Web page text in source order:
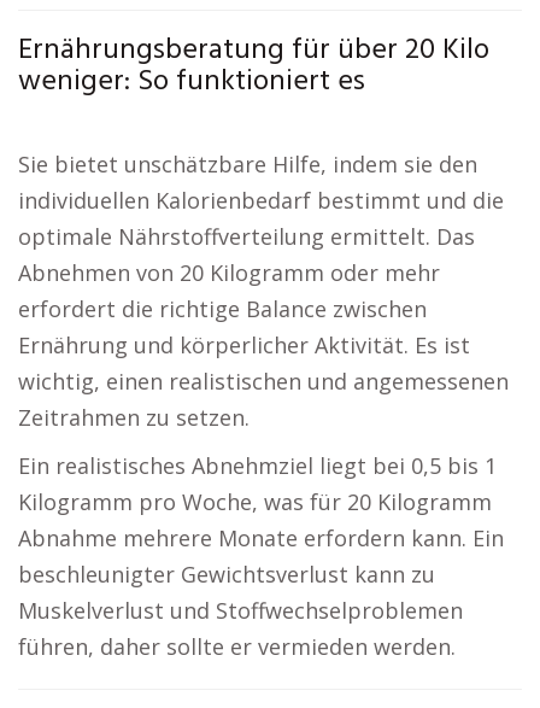
Ernährungsberatung für über 20 Kilo
weniger: So funktioniert es
Sie bietet unschätzbare Hilfe, indem sie den
individuellen Kalorienbedarf bestimmt und die
optimale Nährstoffverteilung ermittelt. Das
Abnehmen von 20 Kilogramm oder mehr
erfordert die richtige Balance zwischen
Ernährung und körperlicher Aktivität. Es ist
wichtig, einen realistischen und angemessenen
Zeitrahmen zu setzen.
Ein realistisches Abnehmziel liegt bei 0,5 bis 1
Kilogramm pro Woche, was für 20 Kilogramm
Abnahme mehrere Monate erfordern kann. Ein
beschleunigter Gewichtsverlust kann zu
Muskelverlust und Stoffwechselproblemen
führen, daher sollte er vermieden werden.